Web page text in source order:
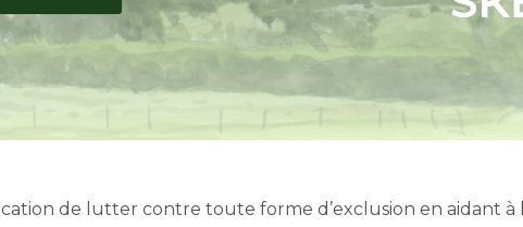
de lutter contre toute forme d’exclusion en aidant à